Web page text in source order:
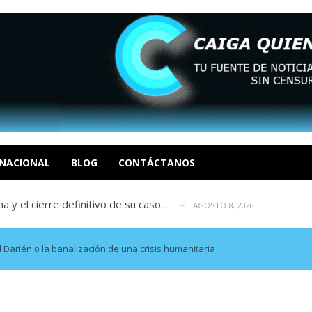
BLOG CONTÁCTANOS
en un evento fútil. Soc. Ende... AGOSTO 8, 2026
Luis Centeno S AGOSTO 8, 2026
R AGOSTO 8, 2026
y el cierre definitivo de su caso...
2026
en un evento fútil. Soc. Ende... AGOSTO 8, 2026
Luis Centeno S AGOSTO 8, 2026
R AGOSTO 8, 2026
y el cierre definitivo de su caso...
Darién o la banalización de una crisis humanitaria